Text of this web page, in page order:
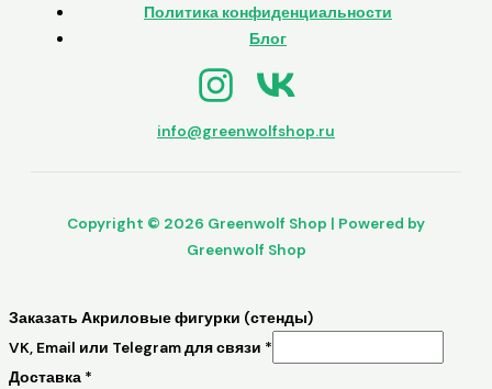
Политика конфиденциальности
Блог
info@greenwolfshop.ru
Copyright © 2026 Greenwolf Shop | Powered by
Greenwolf Shop
Заказать Акриловые фигурки (стенды)
VK, Email или Telegram для связи *
Доставка *